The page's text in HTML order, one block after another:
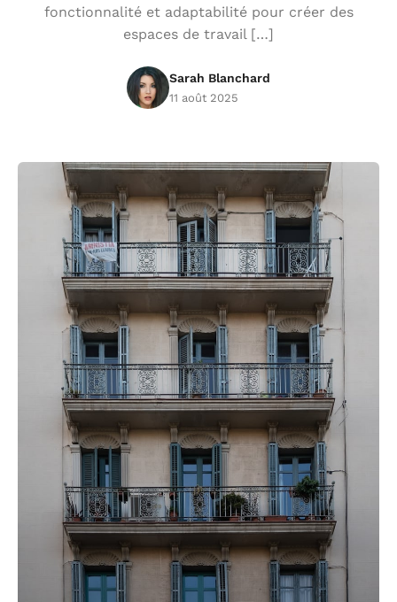
fonctionnalité et adaptabilité pour créer des
espaces de travail […]
Sarah Blanchard
11 août 2025